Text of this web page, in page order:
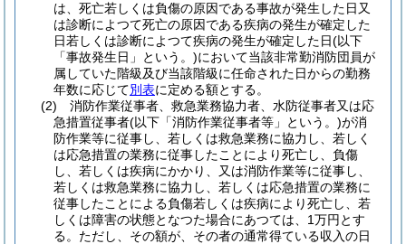
は、死亡若しくは負傷の原因である事故が発生した日又
は診断によつて死亡の原因である疾病の発生が確定した
日若しくは診断によつて疾病の発生が確定した日(以下
「事故発生日」という。)において当該非常勤消防団員が
属していた階級及び当該階級に任命された日からの勤務
年数に応じて別表に定める額とする。
(2)
消防作業従事者、救急業務協力者、水防従事者又は応
急措置従事者(以下「消防作業従事者等」という。)が消
防作業等に従事し、若しくは救急業務に協力し、若しく
は応急措置の業務に従事したことにより死亡し、負傷
し、若しくは疾病にかかり、又は消防作業等に従事し、
若しくは救急業務に協力し、若しくは応急措置の業務に
従事したことによる負傷若しくは疾病により死亡し、若
しくは障害の状態となつた場合にあつては、1万円とす
る。 ただし、その額が、その者の通常得ている収入の日